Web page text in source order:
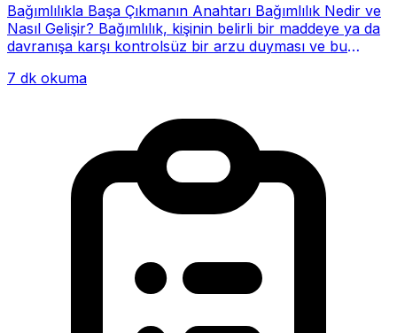
Bağımlılıkla Başa Çıkmanın Anahtarı Bağımlılık Nedir ve
Nasıl Gelişir? Bağımlılık, kişinin belirli bir maddeye ya da
davranışa karşı kontrolsüz bir arzu duyması ve bu
7 dk okuma